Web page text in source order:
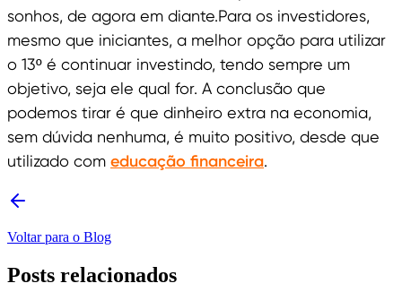
sonhos, de agora em diante.Para os investidores,
mesmo que iniciantes, a melhor opção para utilizar
o 13º é continuar investindo, tendo sempre um
objetivo, seja ele qual for. A conclusão que
podemos tirar é que dinheiro extra na economia,
sem dúvida nenhuma, é muito positivo, desde que
utilizado com educação financeira.
Voltar para o Blog
Posts relacionados